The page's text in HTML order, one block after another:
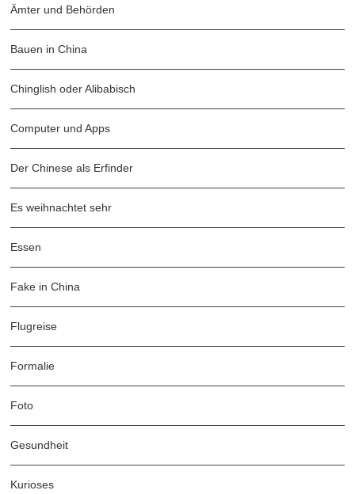
Ämter und Behörden
Bauen in China
Chinglish oder Alibabisch
Computer und Apps
Der Chinese als Erfinder
Es weihnachtet sehr
Essen
Fake in China
Flugreise
Formalie
Foto
Gesundheit
Kurioses